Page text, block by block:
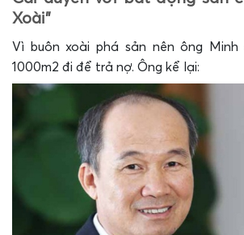
Xoài”
Vì buôn xoài phá sản nên ông
1000m2 đi để trả nợ. Ông kể lại: